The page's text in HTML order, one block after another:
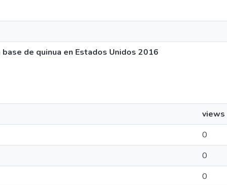
de quinua en Estados Unidos 2016
views
0
0
0